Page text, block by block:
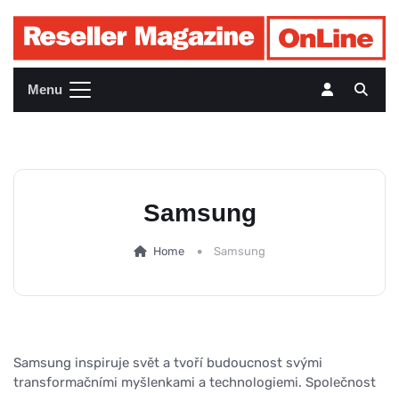
Menu
Samsung
Home Samsung
Samsung inspiruje svět a tvoří budoucnost svými
transformačními myšlenkami a technologiemi. Společnost